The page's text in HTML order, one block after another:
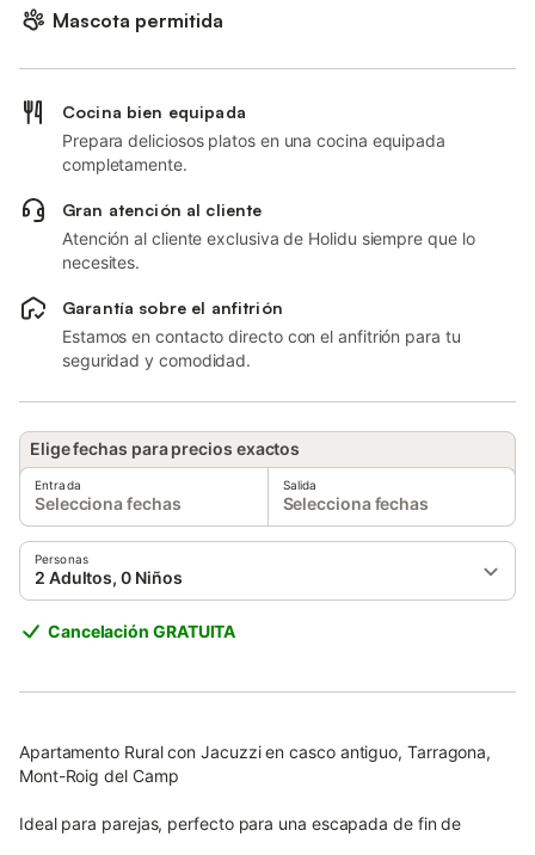
Mascota permitida
Cocina bien equipada
Prepara deliciosos platos en una cocina equipada
completamente.
Gran atención al cliente
Atención al cliente exclusiva de Holidu siempre que lo
necesites.
Garantía sobre el anfitrión
Estamos en contacto directo con el anfitrión para tu
seguridad y comodidad.
Elige fechas para precios exactos
Entrada
Selecciona fechas
Salida
Selecciona fechas
Personas
2 Adultos, 0 Niños
Cancelación GRATUITA
Apartamento Rural con Jacuzzi en casco antiguo, Tarragona,
Mont-Roig del Camp
Ideal para parejas, perfecto para una escapada de fin de